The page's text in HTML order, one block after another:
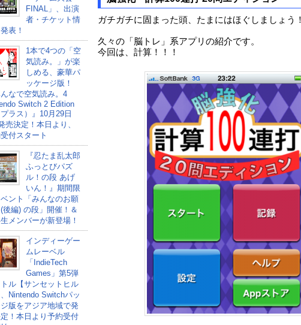
FINAL」、出演
者・チケット情
表！
1本で4つの「空
気読み。」が楽
しめる、豪華パ
ッケージ版！
んなで空気読み。4
Switch 2 Edition
プラス）』10月29日
売決定！本日より、
付スタート
『忍たま乱太郎
ふっとびパズ
ル！の段 あげ
いん！』期間限
ント「みんなのお願
後編) の段」開催！＆
メンバーが新登場！
インディーゲー
ムレーベル
「IndieTech
Games」第5弾
ル【サンセットヒル
Nintendo Switchパッ
版をアジア地域で発
！本日より予約受付
ガチガチに固まった頭、たまにはほぐしましょう！
久々の「脳トレ」系アプリの紹介です。
今回は、計算！！！